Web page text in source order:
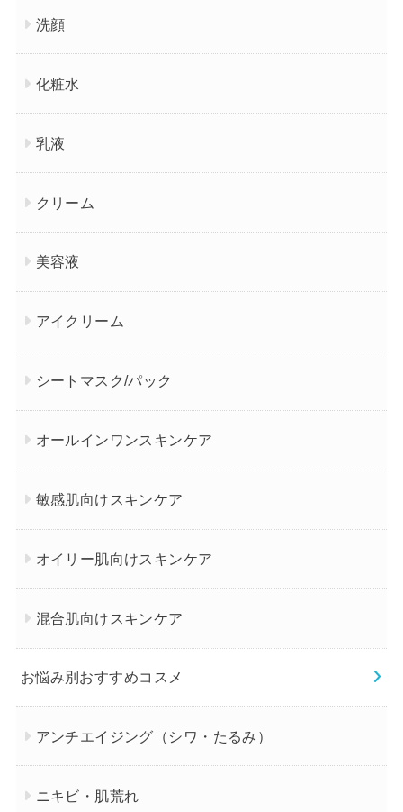
洗顔
化粧水
乳液
クリーム
美容液
アイクリーム
シートマスク/パック
オールインワンスキンケア
敏感肌向けスキンケア
オイリー肌向けスキンケア
混合肌向けスキンケア
お悩み別おすすめコスメ
アンチエイジング（シワ・たるみ）
ニキビ・肌荒れ